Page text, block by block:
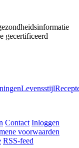
gecertificeerd
Levensstijl
Contact Inloggen
voorwaarden
RSS-feed